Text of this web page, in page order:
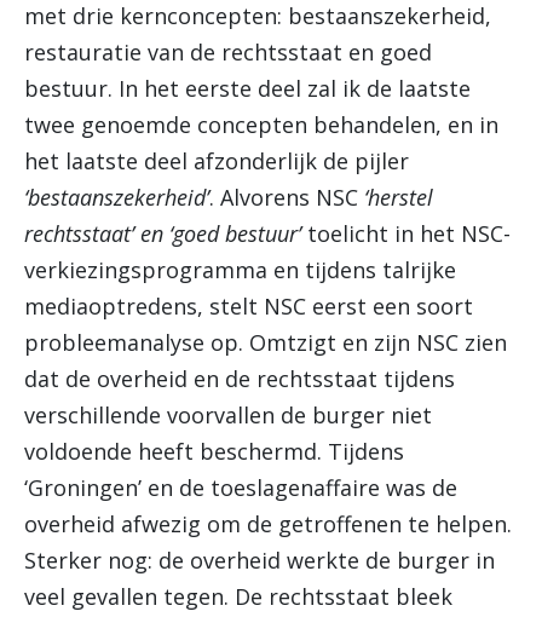
met drie kernconcepten: bestaanszekerheid,
restauratie van de rechtsstaat en goed
bestuur. In het eerste deel zal ik de laatste
twee genoemde concepten behandelen, en in
het laatste deel afzonderlijk de pijler
‘bestaanszekerheid’. Alvorens NSC ‘herstel
rechtsstaat’ en ‘goed bestuur’toelicht in het NSC-
verkiezingsprogramma en tijdens talrijke
mediaoptredens, stelt NSC eerst een soort
probleemanalyse op. Omtzigt en zijn NSC zien
dat de overheid en de rechtsstaat tijdens
verschillende voorvallen de burger niet
voldoende heeft beschermd. Tijdens
‘Groningen’ en de toeslagenaffaire was de
overheid afwezig om de getroffenen te helpen.
Sterker nog: de overheid werkte de burger in
veel gevallen tegen. De rechtsstaat bleek